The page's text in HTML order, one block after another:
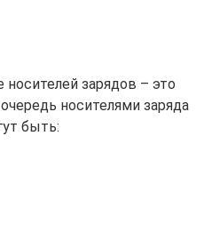
зарядов – это
носителями заряда
быть: